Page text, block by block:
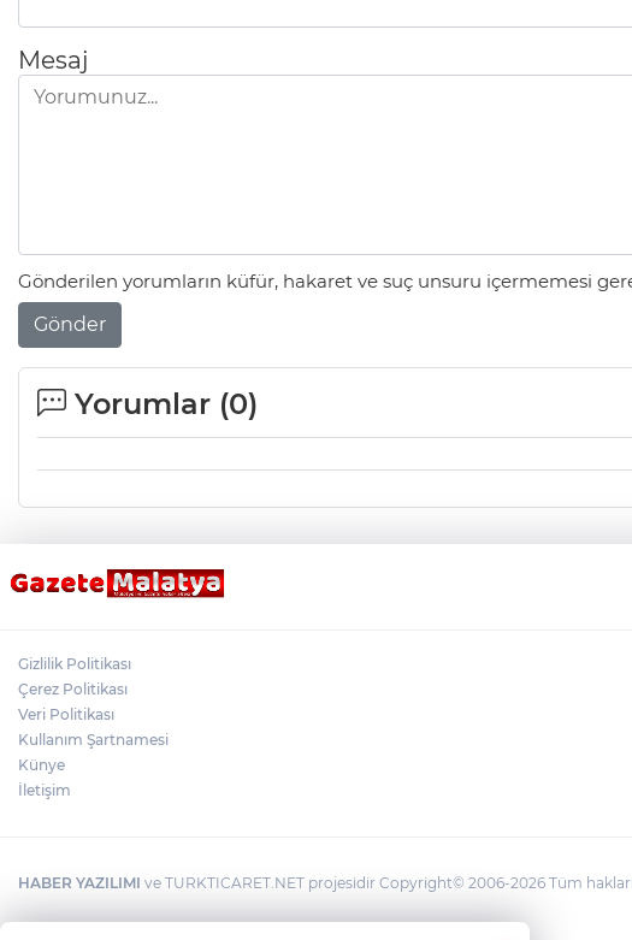
Mesaj
Gönderilen yorumların küfür, hakaret ve suç unsuru içermemesi
Gönder
Yorumlar (0)
Gizlilik Politikası
Çerez Politikası
Veri Politikası
Kullanım Şartnamesi
Künye
İletişim
HABER YAZILIMI ve TURKTICARET.NET projesidir Copyright© 2006-2026 Tüm hakları